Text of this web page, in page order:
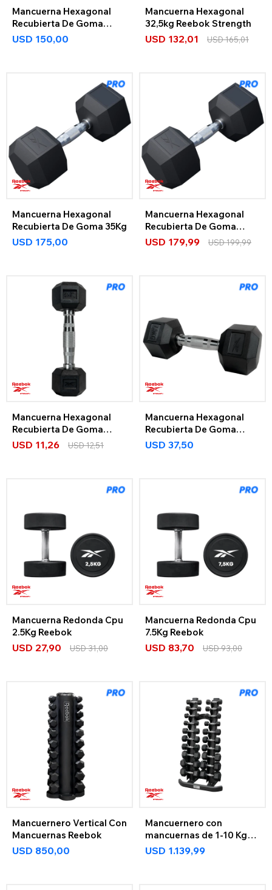
Mancuerna Hexagonal
Recubierta De Goma
30Kg
USD 150,00
Mancuerna Hexagonal
32,5kg Reebok Strength
USD 132,01 USD165,01
Mancuerna Hexagonal
Recubierta De Goma 35Kg
USD 175,00
Mancuerna Hexagonal
Recubierta De Goma
40Kg
USD 179,99 USD199,99
Mancuerna Hexagonal
Recubierta De Goma
2.5Kg
USD 11,26 USD12,51
Mancuerna Hexagonal
Recubierta De Goma
7.5Kg
USD 37,50
Mancuerna Redonda Cpu
2.5Kg Reebok
USD 27,90 USD31,00
Mancuerna Redonda Cpu
7.5Kg Reebok
USD 83,70 USD93,00
Mancuernero Vertical Con
Mancuernas Reebok
USD 850,00
Mancuernero con
mancuernas de 1-10 Kg
Reebok
USD 1.139,99